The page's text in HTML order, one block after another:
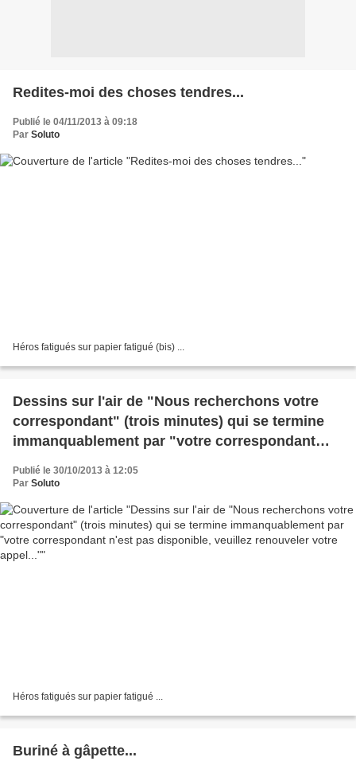
Redites-moi des choses tendres...
Publié le 04/11/2013 à 09:18
Par Soluto
Héros fatigués sur papier fatigué (bis) ...
Dessins sur l'air de "Nous recherchons votre
correspondant" (trois minutes) qui se termine
immanquablement par "votre correspondant
n'est pas disponible, veuillez renouveler votre
appel..."
Publié le 30/10/2013 à 12:05
Par Soluto
Héros fatigués sur papier fatigué ...
Buriné à gâpette...